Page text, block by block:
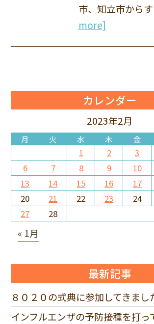
市、知立市から
more]
カレンダー
2023年2月
月 火 水 木 金
1 2 3
6
7 8 9 10
13
14 15 16 17
20
21 22 23 24
27
28
« 1月
最新記事
８０２０の式典に参加してきまし
インフルエンザの予防接種を打っ